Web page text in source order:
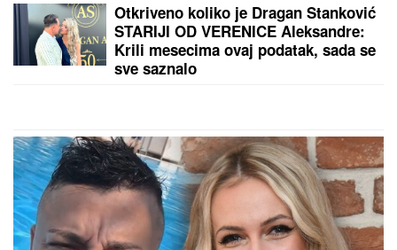
Otkriveno koliko je Dragan Stanković
STARIJI OD VERENICE Aleksandre:
Krili mesecima ovaj podatak, sada se
sve saznalo